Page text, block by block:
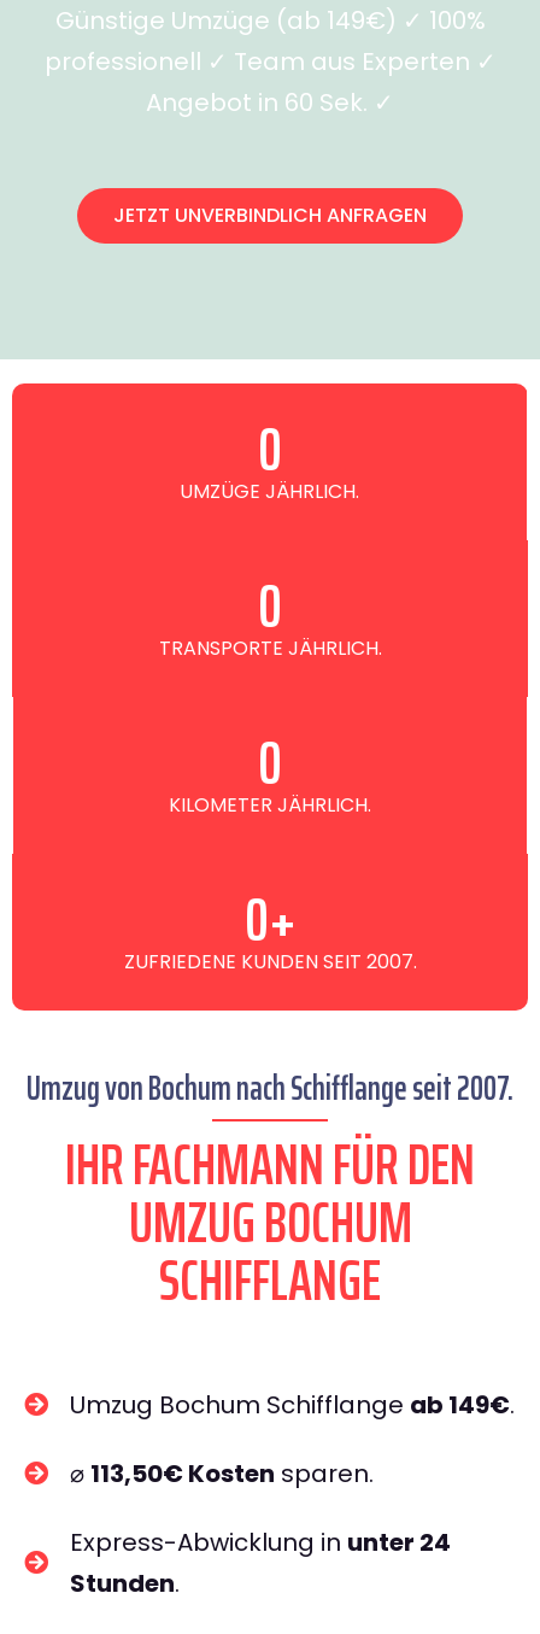
Günstige Umzüge (ab 149€) ✓ 100%
professionell ✓ Team aus Experten ✓
Angebot in 60 Sek. ✓
JETZT UNVERBINDLICH ANFRAGEN
UMZÜGE JÄHRLICH.
0
TRANSPORTE JÄHRLICH.
0
KILOMETER JÄHRLICH.
0
ZUFRIEDENE KUNDEN SEIT 2007.
0+
Umzug von Bochum nach Schifflange seit 2007.
IHR FACHMANN FÜR DEN
UMZUG BOCHUM
SCHIFFLANGE
Umzug Bochum Schifflange ab 149€.
⌀ 113,50€ Kosten sparen.
Express-Abwicklung in unter 24
Stunden.